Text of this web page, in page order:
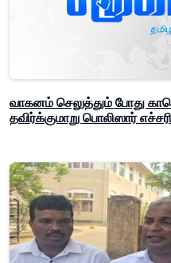
வாகனம் செலுத்தும் போது
தவிர்க்குமாறு பொலிஸார்